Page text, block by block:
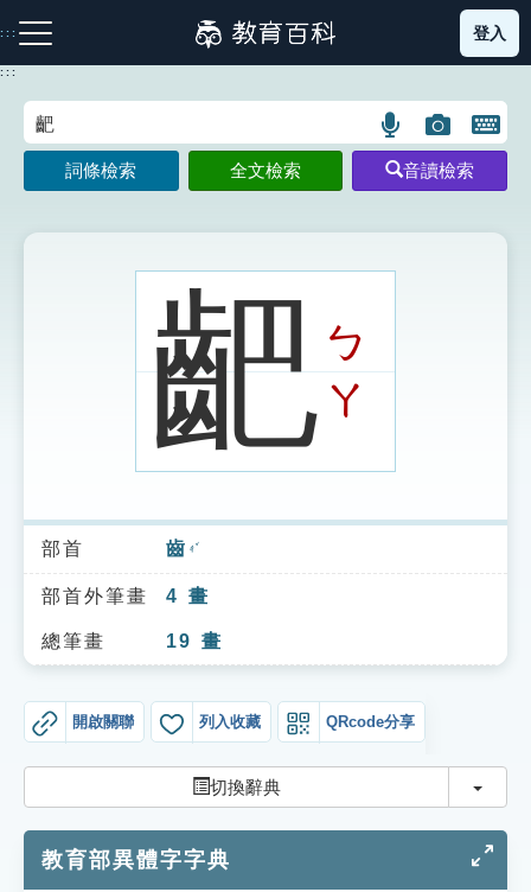
到
主
:::
注音索引圖示 筆畫索引圖示 部首索引表圖示
索引選單
知識索引
單字索引
貓頭鷹博士
登入
:::
語
言
搜
示
圖
片
搜
開
鍵
圖
詞條檢索 全文檢索 音讀檢索
䶕ㄅ
ㄚ
部首 齒 ㄔˇ
部首外筆畫 4 畫
總筆畫 19 畫
開啟關聯 列入收藏 QRcode分享
切換辭典 切換
教育部異體字字典